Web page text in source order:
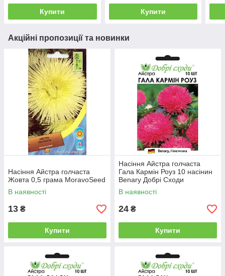
Купити Купити
Акційні пропозиції та новинки
Насіння Айстра голчаста
Жовта 0,5 грама MoravoSeed
В наявності
13 ₴
Купити
Насіння Айстра голчаста
Гала Кармін Роуз 10 насінин
Benary Добрі Сходи
В наявності
24 ₴
Купити